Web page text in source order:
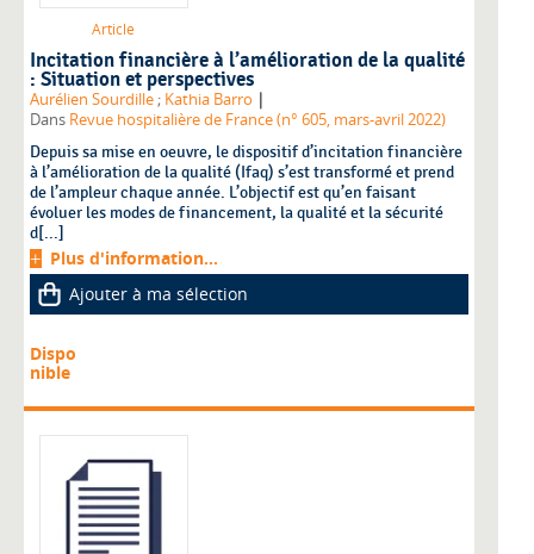
Article
Incitation financière à l’amélioration de la qualité
: Situation et perspectives
Aurélien Sourdille ; Kathia Barro |
Dans Revue hospitalière de France (n° 605, mars-avril 2022)
Depuis sa mise en oeuvre, le dispositif d’incitation financière
à l’amélioration de la qualité (Ifaq) s’est transformé et prend
de l’ampleur chaque année. L’objectif est qu’en faisant
évoluer les modes de financement, la qualité et la sécurité
d[...]
Plus d'information...
Ajouter à ma sélection
Dispo
nible